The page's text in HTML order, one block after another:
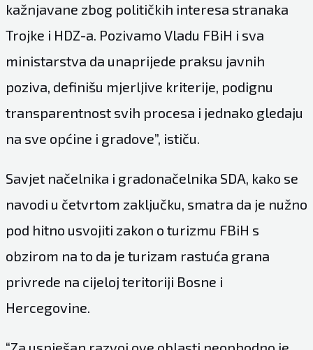
kažnjavane zbog političkih interesa stranaka
Trojke i HDZ-a. Pozivamo Vladu FBiH i sva
ministarstva da unaprijede praksu javnih
poziva, definišu mjerljive kriterije, podignu
transparentnost svih procesa i jednako gledaju
na sve općine i gradove”, ističu.
Savjet načelnika i gradonačelnika SDA, kako se
navodi u četvrtom zaključku, smatra da je nužno
pod hitno usvojiti zakon o turizmu FBiH s
obzirom na to da je turizam rastuća grana
privrede na cijeloj teritoriji Bosne i
Hercegovine.